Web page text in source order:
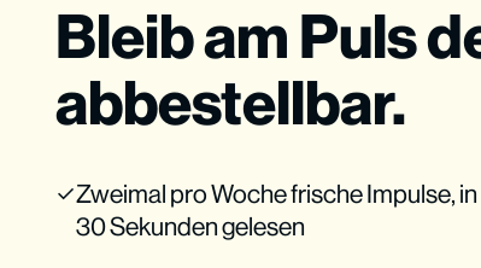
Bleib am Puls
abbestellbar.
Zweimal pro Woche frische Impulse, in
30 Sekunden gelesen